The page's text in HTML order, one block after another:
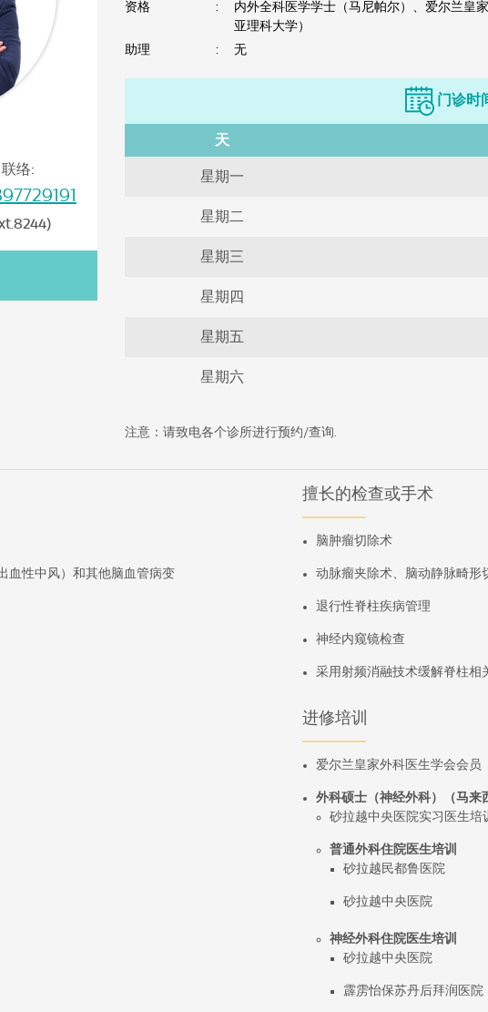
联络:
资格
:
内外全科医学学士（马尼帕尔）、爱尔兰皇
亚理科大学）
助理
: 无
门诊时
天
星期一
星期二
星期三
星期四
星期五
星期六
注意：请致电各个诊所进行预约/查询.
血性中风）和其他脑血管病变
擅长的检查或手术
脑肿瘤切除术
动脉瘤夹除术、脑动静脉畸形
退行性脊柱疾病管理
神经内窥镜检查
采用射频消融技术缓解脊柱相
进修培训
爱尔兰皇家外科医生学会会员
外科硕士（神经外科）（马来
砂拉越中央医院实习医生培
普通外科住院医生培训
砂拉越民都鲁医院
砂拉越中央医院
神经外科住院医生培训
砂拉越中央医院
霹雳怡保苏丹后拜润医院